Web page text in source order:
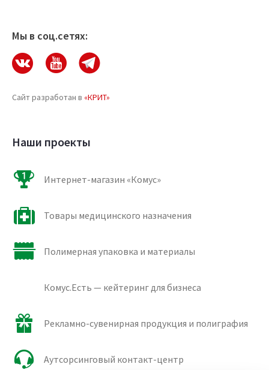
Мы в соц.сетях:
Сайт разработан в «КРИТ»
Наши проекты
Интернет-магазин «Комус»
Товары медицинского назначения
Полимерная упаковка и материалы
Комус.Есть — кейтеринг для бизнеса
Рекламно-сувенирная продукция и полиграфия
Аутсорсинговый контакт-центр